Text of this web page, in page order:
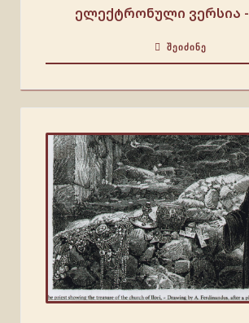
ელექტრონული ვერსია -
ᲨᲔᲘᲫᲘᲜᲔ